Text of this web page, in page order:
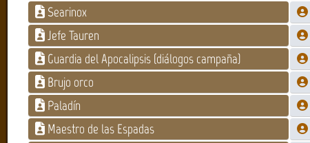
Searinox
Jefe Tauren
Guardia del Apocalipsis (diálogos campaña)
Brujo orco
Paladín
Maestro de las Espadas